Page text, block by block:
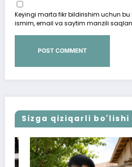
Keyingi marta fikr bildirishim uchun
ismim, email va saytim manzili
Sizga qiziqarli bo'lishi